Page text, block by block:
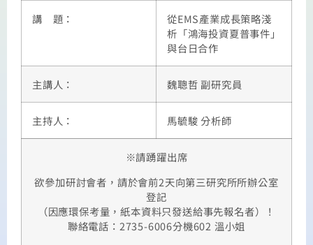
講 題：
從EMS產業成長策略淺
析「鴻海投資夏普事件」
與台日合作
主講人： 魏聰哲 副研究員
主持人： 馬毓駿 分析師
※請踴躍出席
欲參加研討會者，請於會前2天向第三研究所所辦公室
登記
（因應環保考量，紙本資料只發送給事先報名者）！
聯絡電話：2735-6006分機602 溫小姐